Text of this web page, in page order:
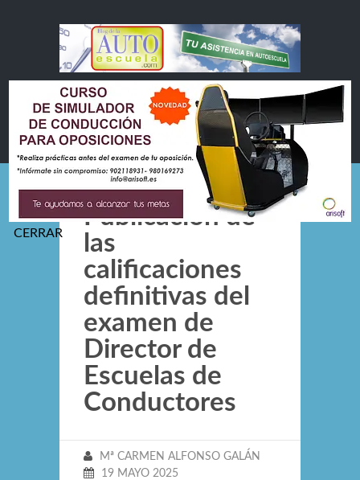
Publicación de
las
calificaciones
definitivas del
examen de
Director de
Escuelas de
Conductores
Mª CARMEN ALFONSO GALÁN
19 MAYO 2025